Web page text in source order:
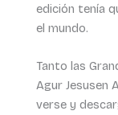
edición tenía
el mundo.
Tanto las
Agur Jesusen
verse y